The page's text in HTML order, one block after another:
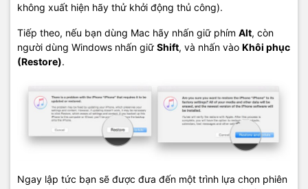
không xuất hiện hãy thử khởi động thủ công).
Tiếp theo, nếu bạn dùng Mac hãy nhấn giữ phím Alt, còn
người dùng Windows nhấn giữ Shift, và nhấn vào Khôi phục
(Restore).
Ngay lập tức bạn sẽ được đưa đến một trình lựa chọn phiên